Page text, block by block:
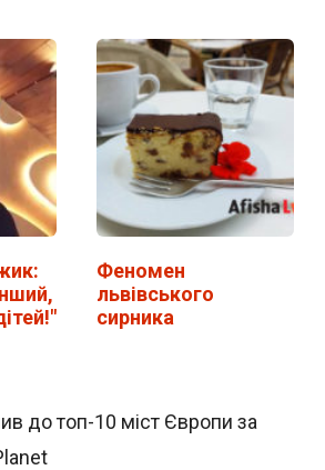
Феномен
львівського
сирника
до топ-10 міст Європи за